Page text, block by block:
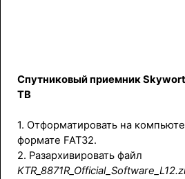
Спутниковый приемник
ТВ
1. Отформатировать на
формате FAT32.
2. Разархивировать файл